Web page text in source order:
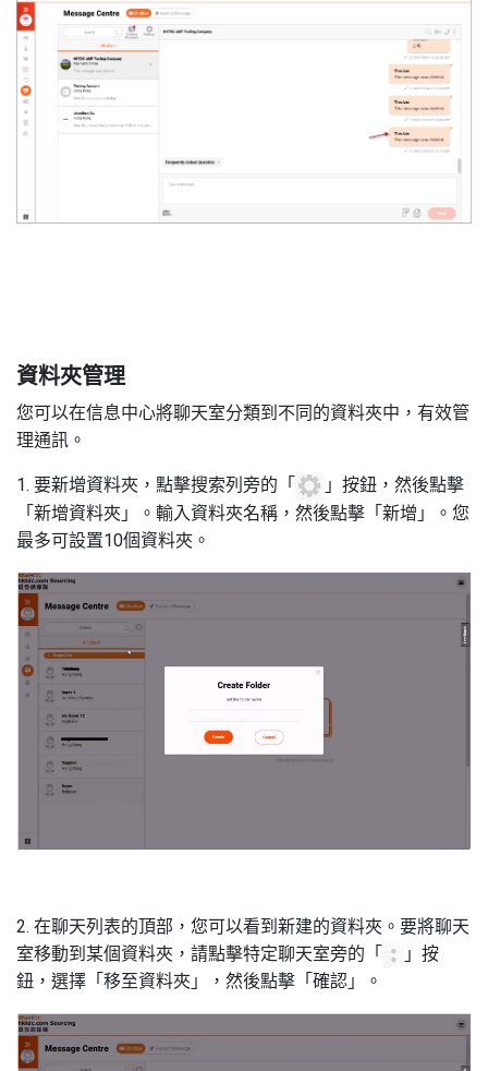
資料夾管理
您可以在信息中心將聊天室分類到不同的資料夾中，有效管
理通訊。
1. 要新增資料夾，點擊搜索列旁的「
」按鈕，然後點擊
「新增資料夾」。輸入資料夾名稱，然後點擊「新增」。您
最多可設置10個資料夾。
2. 在聊天列表的頂部，您可以看到新建的資料夾。要將聊天
室移動到某個資料夾，請點擊特定聊天室旁的「
」按
鈕，選擇「移至資料夾」，然後點擊「確認」。